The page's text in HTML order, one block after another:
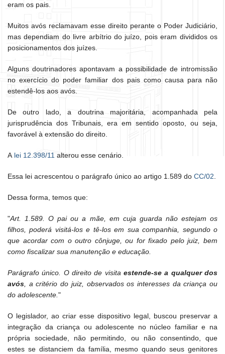
eram os pais.
Muitos avós reclamavam esse direito perante o Poder Judiciário,
mas dependiam do livre arbítrio do juízo, pois eram divididos os
posicionamentos dos juízes.
Alguns doutrinadores apontavam a possibilidade de intromissão
no exercício do poder familiar dos pais como causa para não
estendê-los aos avós.
De outro lado, a doutrina majoritária, acompanhada pela
jurisprudência dos Tribunais, era em sentido oposto, ou seja,
favorável à extensão do direito.
A lei 12.398/11 alterou esse cenário.
Essa lei acrescentou o parágrafo único ao artigo 1.589 do CC/02
Dessa forma, temos que:
"Art. 1.589. O pai ou a mãe, em cuja guarda não estejam os
filhos, poderá visitá-los e tê-los em sua companhia, segundo o
que acordar com o outro cônjuge, ou for fixado pelo juiz, bem
como fiscalizar sua manutenção e educação.
Parágrafo único. O direito de visita estende-se a qualquer dos
avós , a critério do juiz, observados os interesses da criança ou
do adolescente. "
O legislador, ao criar esse dispositivo legal, buscou preservar a
integração da criança ou adolescente no núcleo familiar e na
própria sociedade, não permitindo, ou não consentindo, que
estes se distanciem da família, mesmo quando seus genitores